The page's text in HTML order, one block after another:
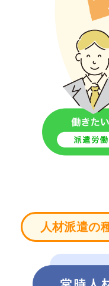
人材派遣の